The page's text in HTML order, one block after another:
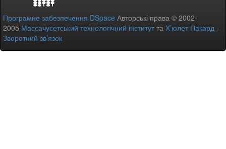
Програмне забезпечення DSpace Авторські права © 2002-
2005 Массачусетський технологічний інститутта Х’юлет Пакард -
Зворотний зв’язок